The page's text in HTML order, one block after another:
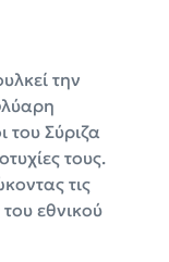
την
του Σύριζα
τους.
τις
εθνικού